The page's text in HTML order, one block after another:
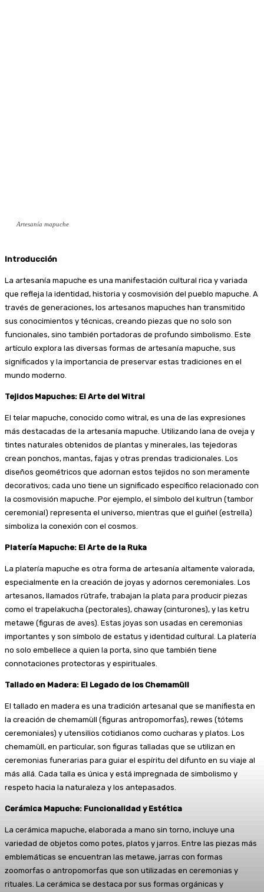
Artesanía mapuche
Introducción
La artesanía mapuche es una manifestación cultural rica y variada
que refleja la identidad, historia y cosmovisión del pueblo mapuche. A
través de generaciones, los artesanos mapuches han transmitido
sus conocimientos y técnicas, creando piezas que no solo son
funcionales, sino también portadoras de profundo simbolismo. Este
artículo explora las diversas formas de artesanía mapuche, sus
significados y la importancia de preservar estas tradiciones en el
mundo moderno.
Tejidos Mapuches: El Arte del Witral
El telar mapuche, conocido como witral, es una de las expresiones
más destacadas de la artesanía mapuche. Utilizando lana de oveja y
tintes naturales obtenidos de plantas y minerales, las tejedoras
crean ponchos, mantas, fajas y otras prendas tradicionales. Los
diseños geométricos que adornan estos tejidos no son meramente
decorativos; cada uno tiene un significado específico relacionado con
la cosmovisión mapuche. Por ejemplo, el símbolo del kultrun (tambor
ceremonial) representa el universo, mientras que el guiñel (estrella)
simboliza la conexión con el cosmos.
Platería Mapuche: El Arte de la Ruka
La platería mapuche es otra forma de artesanía altamente valorada,
especialmente en la creación de joyas y adornos ceremoniales. Los
artesanos, llamados rütrafe, trabajan la plata para producir piezas
como el trapelakucha (pectorales), chaway (cinturones), y las ketru
metawe (figuras de aves). Estas joyas son usadas en ceremonias
importantes y son símbolo de estatus y identidad cultural. La platería
no solo embellece a quien la porta, sino que también tiene
connotaciones protectoras y espirituales.
Tallado en Madera: El Legado de los Chemamüll
El tallado en madera es una tradición artesanal que se manifiesta en
la creación de chemamüll (figuras antropomorfas), rewes (tótems
ceremoniales) y utensilios cotidianos como cucharas y platos. Los
chemamüll, en particular, son figuras talladas que se utilizan en
ceremonias funerarias para guiar el espíritu del difunto en su viaje al
más allá. Cada talla es única y está impregnada de simbolismo y
respeto hacia la naturaleza y los antepasados.
Cerámica Mapuche: Funcionalidad y Estética
La cerámica mapuche, elaborada a mano sin torno, incluye una
variedad de objetos como potes, platos y jarros. Entre las piezas más
emblemáticas se encuentran las metawe, jarras con formas
zoomorfas o antropomorfas que son utilizadas en ceremonias y
rituales. La cerámica se destaca por sus formas orgánicas y